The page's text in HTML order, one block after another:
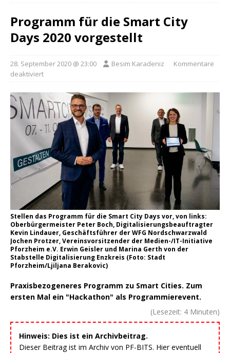
Programm für die Smart City
Days 2020 vorgestellt
28. September 2020 @ 23:00 Besim Karadeniz
Kommentare
deaktiviert
Stellen das Programm für die Smart City Days vor, von links:
Oberbürgermeister Peter Boch, Digitalisierungsbeauftragter
Kevin Lindauer, Geschäftsführer der WFG Nordschwarzwald
Jochen Protzer, Vereinsvorsitzender der Medien-/IT-Initiative
Pforzheim e.V. Erwin Geisler und Marina Gerth von der
Stabstelle Digitalisierung Enzkreis (Foto: Stadt
Pforzheim/Ljiljana Berakovic)
Praxisbezogeneres Programm zu Smart Cities. Zum
ersten Mal ein "Hackathon" als Programmierevent.
(Lesezeit: 4 Minuten)
Hinweis: Dies ist ein Archivbeitrag.
Dieser Beitrag ist im Archiv von PF-BITS. Hier eventuell